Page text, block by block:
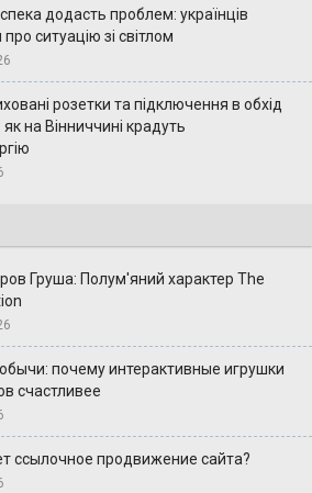
додасть проблем: українців
ситуацію зі світлом
розетки та підключення в обхід
як на Вінниччині крадуть
Груша: Полум'яний характер The
почему интерактивные игрушки
счастливее
ссылочное продвижение сайта?